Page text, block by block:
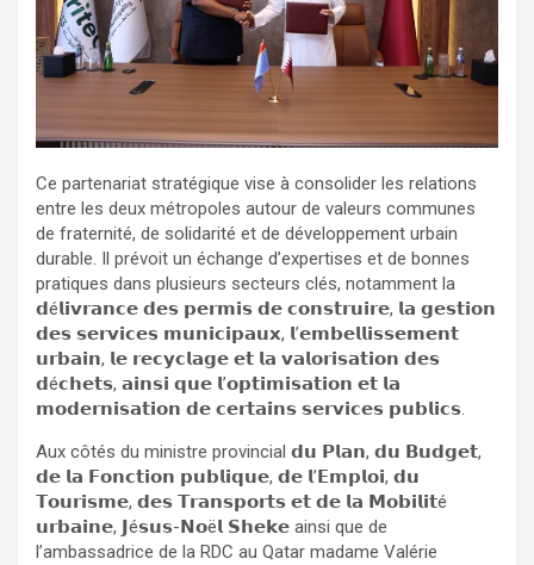
Ce partenariat stratégique vise à consolider les relations
entre les deux métropoles autour de valeurs communes
de fraternité, de solidarité et de développement urbain
durable. Il prévoit un échange d’expertises et de bonnes
pratiques dans plusieurs secteurs clés, notamment la
𝗱é𝗹𝗶𝘃𝗿𝗮𝗻𝗰𝗲 𝗱𝗲𝘀 𝗽𝗲𝗿𝗺𝗶𝘀 𝗱𝗲 𝗰𝗼𝗻𝘀𝘁𝗿𝘂𝗶𝗿𝗲, 𝗹𝗮 𝗴𝗲𝘀𝘁𝗶𝗼𝗻
𝗱𝗲𝘀 𝘀𝗲𝗿𝘃𝗶𝗰𝗲𝘀 𝗺𝘂𝗻𝗶𝗰𝗶𝗽𝗮𝘂𝘅, 𝗹’𝗲𝗺𝗯𝗲𝗹𝗹𝗶𝘀𝘀𝗲𝗺𝗲𝗻𝘁
𝘂𝗿𝗯𝗮𝗶𝗻, 𝗹𝗲 𝗿𝗲𝗰𝘆𝗰𝗹𝗮𝗴𝗲 𝗲𝘁 𝗹𝗮 𝘃𝗮𝗹𝗼𝗿𝗶𝘀𝗮𝘁𝗶𝗼𝗻 𝗱𝗲𝘀
𝗱é𝗰𝗵𝗲𝘁𝘀, 𝗮𝗶𝗻𝘀𝗶 𝗾𝘂𝗲 𝗹’𝗼𝗽𝘁𝗶𝗺𝗶𝘀𝗮𝘁𝗶𝗼𝗻 𝗲𝘁 𝗹𝗮
𝗺𝗼𝗱𝗲𝗿𝗻𝗶𝘀𝗮𝘁𝗶𝗼𝗻 𝗱𝗲 𝗰𝗲𝗿𝘁𝗮𝗶𝗻𝘀 𝘀𝗲𝗿𝘃𝗶𝗰𝗲𝘀 𝗽𝘂𝗯𝗹𝗶𝗰𝘀.
Aux côtés du ministre provincial 𝗱𝘂 𝗣𝗹𝗮𝗻, 𝗱𝘂 𝗕𝘂𝗱𝗴𝗲𝘁,
𝗱𝗲 𝗹𝗮 𝗙𝗼𝗻𝗰𝘁𝗶𝗼𝗻 𝗽𝘂𝗯𝗹𝗶𝗾𝘂𝗲, 𝗱𝗲 𝗹’𝗘𝗺𝗽𝗹𝗼𝗶, 𝗱𝘂
𝗧𝗼𝘂𝗿𝗶𝘀𝗺𝗲, 𝗱𝗲𝘀 𝗧𝗿𝗮𝗻𝘀𝗽𝗼𝗿𝘁𝘀 𝗲𝘁 𝗱𝗲 𝗹𝗮 𝗠𝗼𝗯𝗶𝗹𝗶𝘁é
𝘂𝗿𝗯𝗮𝗶𝗻𝗲, 𝗝é𝘀𝘂𝘀-𝗡𝗼ë𝗹 𝗦𝗵𝗲𝗸𝗲 ainsi que de
l’ambassadrice de la RDC au Qatar madame Valérie